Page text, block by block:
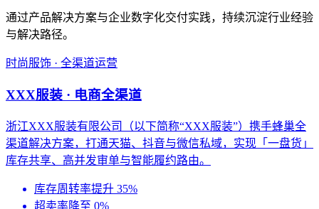
通过产品解决方案与企业数字化交付实践，持续沉淀行业经验
与解决路径。
时尚服饰 · 全渠道运营
XXX服装 · 电商全渠道
浙江XXX服装有限公司（以下简称“XXX服装”）携手蜂巢全
渠道解决方案，打通天猫、抖音与微信私域，实现「一盘货」
库存共享、高并发审单与智能履约路由。
库存周转率提升 35%
超卖率降至 0%